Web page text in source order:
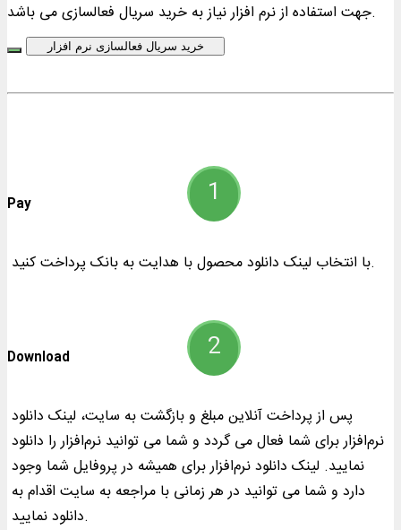
جهت استفاده از نرم افزار نیاز به خرید سریال فعالسازی می باشد.
خرید سریال فعالسازی نرم افزار
Pay
با انتخاب لینک دانلود محصول با هدایت به بانک پرداخت کنید.
Download
پس از پرداخت آنلاین مبلغ و بازگشت به سایت، لینک دانلود
نرم‌افزار برای شما فعال می گردد و شما می توانید نرم‌افزار را دانلود
نمایید. لینک دانلود نرم‌افزار برای همیشه در پروفایل شما وجود
دارد و شما می توانید در هر زمانی با مراجعه به سایت اقدام به
دانلود نمایید.